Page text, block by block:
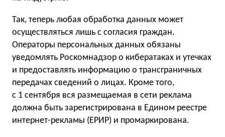
Так, теперь любая обработка данных может
осуществляться лишь с согласия граждан.
Операторы персональных данных обязаны
уведомлять Роскомнадзор о кибератаках и утечках
и предоставлять информацию о трансграничных
передачах сведений о лицах. Кроме того,
с 1 сентября вся размещаемая в сети реклама
должна быть зарегистрирована в Едином реестре
интернет-рекламы (ЕРИР) и промаркирована.